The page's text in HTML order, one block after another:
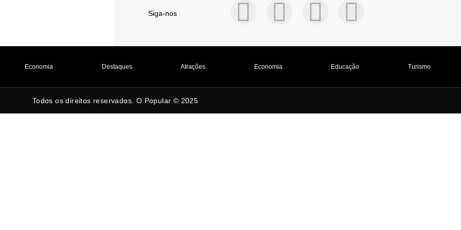
Siga-nos
Economia Destaques Atrações Economia Educação Turismo
Todos os direitos reservados. O Popular © 2025